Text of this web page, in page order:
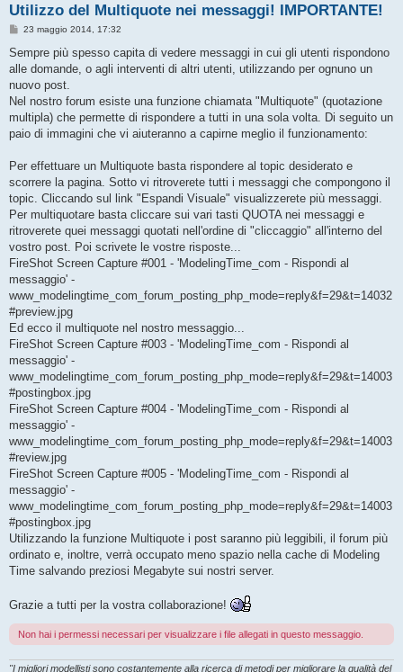
Utilizzo del Multiquote nei messaggi! IMPORTANTE!
M
s
a
g
i
o
23 maggio 2014, 17:32
Sempre più spesso capita di vedere messaggi in cui gli utenti rispondono
alle domande, o agli interventi di altri utenti, utilizzando per ognuno un
nuovo post.
Nel nostro forum esiste una funzione chiamata "Multiquote" (quotazione
multipla) che permette di rispondere a tutti in una sola volta. Di seguito un
paio di immagini che vi aiuteranno a capirne meglio il funzionamento:
Per effettuare un Multiquote basta rispondere al topic desiderato e
scorrere la pagina. Sotto vi ritroverete tutti i messaggi che compongono il
topic. Cliccando sul link "Espandi Visuale" visualizzerete più messaggi.
Per multiquotare basta cliccare sui vari tasti QUOTA nei messaggi e
ritroverete quei messaggi quotati nell'ordine di "cliccaggio" all'interno del
vostro post. Poi scrivete le vostre risposte...
FireShot Screen Capture #001 - 'ModelingTime_com - Rispondi al
messaggio' -
www_modelingtime_com_forum_posting_php_mode=reply&f=29&t=14032
#preview.jpg
Ed ecco il multiquote nel nostro messaggio...
FireShot Screen Capture #003 - 'ModelingTime_com - Rispondi al
messaggio' -
www_modelingtime_com_forum_posting_php_mode=reply&f=29&t=14003
#postingbox.jpg
FireShot Screen Capture #004 - 'ModelingTime_com - Rispondi al
messaggio' -
www_modelingtime_com_forum_posting_php_mode=reply&f=29&t=14003
#review.jpg
FireShot Screen Capture #005 - 'ModelingTime_com - Rispondi al
messaggio' -
www_modelingtime_com_forum_posting_php_mode=reply&f=29&t=14003
#postingbox.jpg
Utilizzando la funzione Multiquote i post saranno più leggibili, il forum più
ordinato e, inoltre, verrà occupato meno spazio nella cache di Modeling
Time salvando preziosi Megabyte sui nostri server.
Grazie a tutti per la vostra collaborazione!
Non hai i permessi necessari per visualizzare i file allegati in questo messaggio.
"I migliori modellisti sono costantemente alla ricerca di metodi per migliorare la qualità del